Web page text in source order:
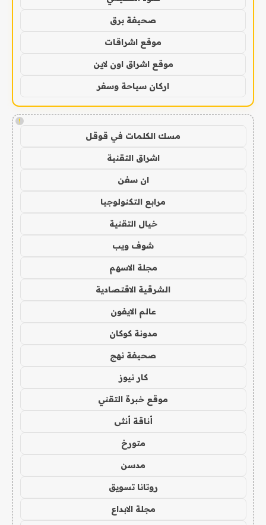
صحيفة برق
موقع اشراقات
موقع اشراق اون لاين
اركان سياحة وسفر
!
مسك الكلمات في قوقل
اشراق التقنية
ان سفن
مرابع التكنولوجيا
خيال التقنية
شوف ويب
مجلة الاسهم
الشرقية الاقتصادية
عالم الايفون
مدونة كوكان
صحيفة نهج
كار نيوز
موقع خبرة التقني
أناقة أنثى
متورخ
مدسن
روتانا تسويق
مجلة الابداع